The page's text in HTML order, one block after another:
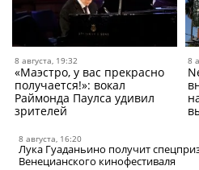
8 августа, 19:32
«Маэстро, у вас прекрасно
получается!»: вокал
Раймонда Паулса удивил
зрителей
8
8 августа, 16:20
Лука Гуаданьино получит
Венецианского кинофестиваля